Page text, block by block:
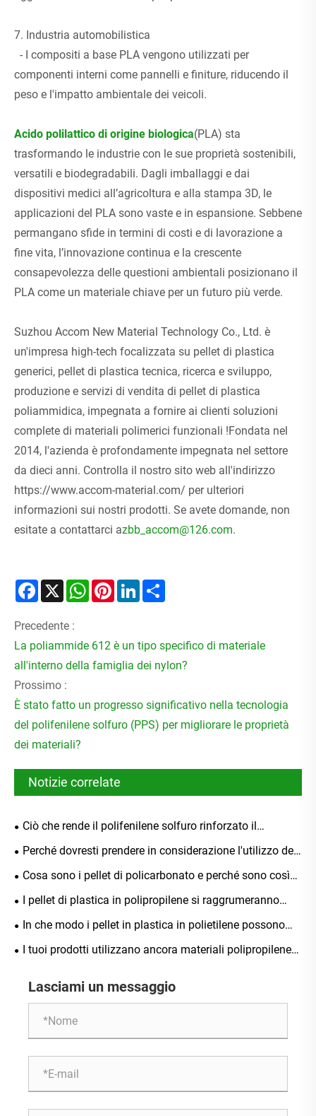
7. Industria automobilistica
- I compositi a base PLA vengono utilizzati per
componenti interni come pannelli e finiture, riducendo il
peso e l'impatto ambientale dei veicoli.
Acido polilattico di origine biologica(PLA) sta
trasformando le industrie con le sue proprietà sostenibili,
versatili e biodegradabili. Dagli imballaggi e dai
dispositivi medici all’agricoltura e alla stampa 3D, le
applicazioni del PLA sono vaste e in espansione. Sebbene
permangano sfide in termini di costi e di lavorazione a
fine vita, l’innovazione continua e la crescente
consapevolezza delle questioni ambientali posizionano il
PLA come un materiale chiave per un futuro più verde.
Suzhou Accom New Material Technology Co., Ltd. è
un'impresa high-tech focalizzata su pellet di plastica
generici, pellet di plastica tecnica, ricerca e sviluppo,
produzione e servizi di vendita di pellet di plastica
poliammidica, impegnata a fornire ai clienti soluzioni
complete di materiali polimerici funzionali !Fondata nel
2014, l'azienda è profondamente impegnata nel settore
da dieci anni. Controlla il nostro sito web all'indirizzo
https://www.accom-material.com/ per ulteriori
informazioni sui nostri prodotti. Se avete domande, non
esitate a contattarci azbb_accom@126.com.
Facebook
X WhatsAppPinterestLinkedIn
Precedente :
La poliammide 612 è un tipo specifico di materiale
all'interno della famiglia dei nylon?
Prossimo :
È stato fatto un progresso significativo nella tecnologia
del polifenilene solfuro (PPS) per migliorare le proprietà
dei materiali?
Notizie correlate
Ciò che rende il polifenilene solfuro rinforzato il
materiale definitivo per applicazioni ad alte prestazioni
Perché dovresti prendere in considerazione l'utilizzo del
polibutilene tereftalato ignifugo per le tue applicazioni
Cosa sono i pellet di policarbonato e perché sono così
ampiamente utilizzati in tutti i settori
I pellet di plastica in polipropilene si raggrumeranno
dopo uno stoccaggio prolungato?
In che modo i pellet in plastica in polietilene possono
migliorare le prestazioni dei prodotti in plastica
I tuoi prodotti utilizzano ancora materiali polipropilene
Lasciami un messaggio